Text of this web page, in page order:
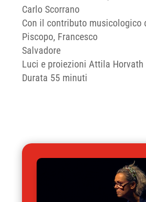
Carlo Scorrano
Con il contributo musicologico
Piscopo, Francesco
Salvadore
Luci e proiezioni Attila Horvath
Durata 55 minuti